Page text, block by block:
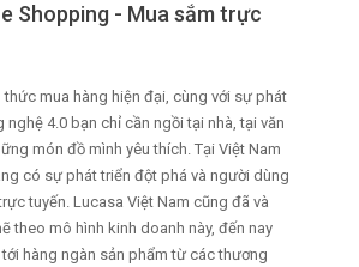
Shopping - Mua sắm trực
thức mua hàng hiện đại, cùng với sự phát
4.0 bạn chỉ cần ngồi tại nhà, tại văn
món đồ mình yêu thích. Tại Việt Nam
có sự phát triển đột phá và người dùng
tuyến. Lucasa Việt Nam cũng đã và
theo mô hình kinh doanh này, đến nay
hàng ngàn sản phẩm từ các thương